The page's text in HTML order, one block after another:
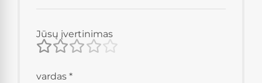
Jūsų įvertinimas
vardas *